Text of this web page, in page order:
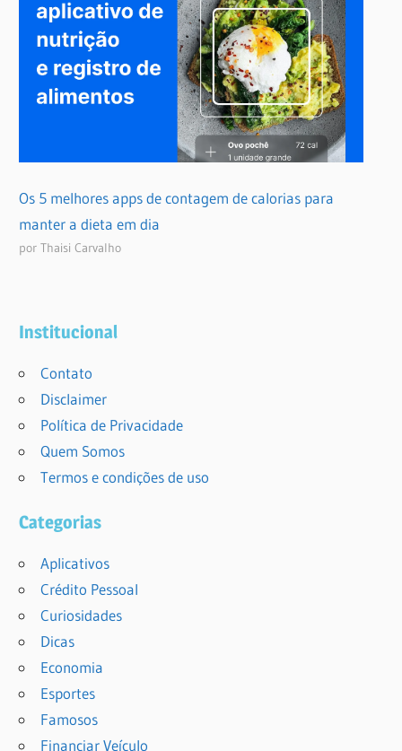
Os 5 melhores apps de contagem de calorias para
manter a dieta em dia
por Thaisi Carvalho
Institucional
Contato
Disclaimer
Política de Privacidade
Quem Somos
Termos e condições de uso
Categorias
Aplicativos
Crédito Pessoal
Curiosidades
Dicas
Economia
Esportes
Famosos
Financiar Veículo